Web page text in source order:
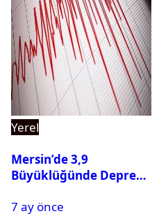
Yerel
Mersin’de 3,9
Büyüklüğünde Deprem
7 ay önce